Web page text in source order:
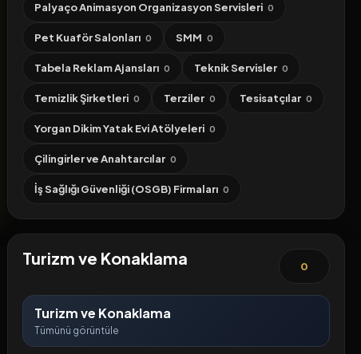
Palyaço Animasyon Organizasyon Servisleri 0
Pet Kuaför Salonları 0 SMM 0
Tabela Reklam Ajansları 0 Teknik Servisler 0
Temizlik Şirketleri 0 Terziler 0 Tesisatçılar 0
Yorgan Dikim Yatak Evi Atölyeleri 0
Çilingirler ve Anahtarcılar 0
İş Sağlığı Güvenliği (OSGB) Firmaları 0
Turizm ve Konaklama 0
Turizm ve Konaklama
Tümünü görüntüle